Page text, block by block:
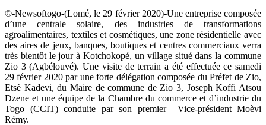
©-Newsoftogo-(Lomé, le 29 février 2020)-Une entreprise composée
d’une centrale solaire, des industries de transformations
agroalimentaires, textiles et cosmétiques, une zone résidentielle avec
des aires de jeux, banques, boutiques et centres commerciaux verra
très bientôt le jour à Kotchokopé, un village situé dans la commune
Zio 3 (Agbélouvé). Une visite de terrain a été effectuée ce samedi
29 février 2020 par une forte délégation composée du Préfet de Zio,
Etsè Kadevi, du Maire de commune de Zio 3, Joseph Koffi Atsou
Dzene et une équipe de la Chambre du commerce et d’industrie du
Togo (CCIT) conduite par son premier Vice-président Moèvi
Rémy.